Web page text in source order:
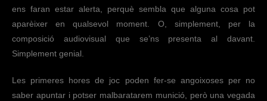
ens faran estar alerta, perquè sembla que alguna cosa pot
aparèixer en qualsevol moment. O, simplement, per la
composició audiovisual que se’ns presenta al davant.
Simplement genial.
Les primeres hores de joc poden fer-se angoixoses per no
saber apuntar i potser malbaratarem munició, però una vegada